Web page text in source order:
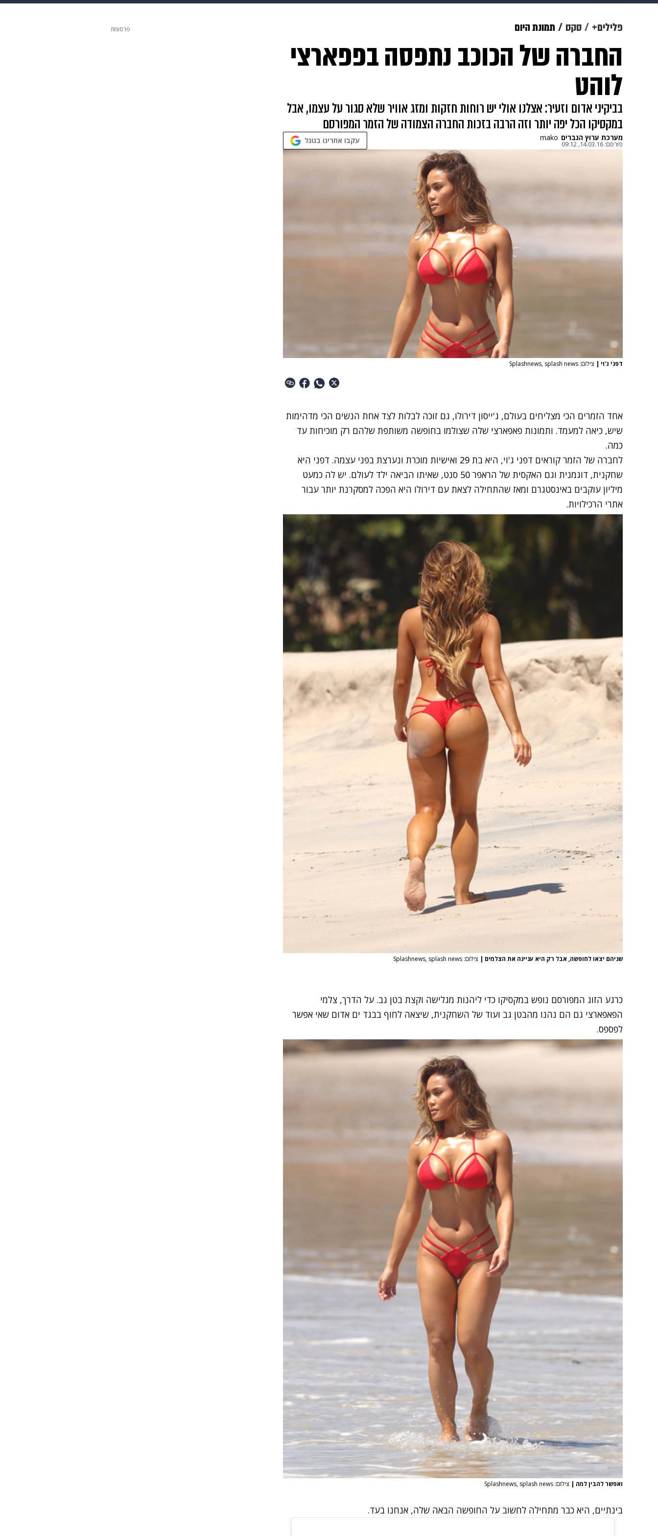
מוזיקה תרבות
דיגיטל גאווה ויוה משפט תשעה חודשים מתכונים פרויקטים מיוחדים
פלילים+ סקס תמונת היום
החברה של הכוכב נתפסה בפפארצי
לוהט
בביקיני אדום וזעיר: אצלנו אולי יש רוחות חזקות ומזג אוויר שלא סגור על עצמו, אבל
במקסיקו הכל יפה יותר וזה הרבה בזכות החברה הצמודה של הזמר המפורסם
מערכת ערוץ הגברים mako
פורסם: 14.03.16, 09:12 עקבו אחרינו בגוגל
דפני ג'וי | צילום: Splashnews, splash news
אחד הזמרים הכי מצליחים בעולם, ג'ייסון דירולו, גם זוכה לבלות לצד אחת הנשים הכי מדהימות
שיש, כיאה למעמד. ותמונות פאפארצי שלה שצולמו בחופשה משותפת שלהם רק מוכיחות עד
כמה.
לחברה של הזמר קוראים דפני ג'וי, היא בת 29 ואישיות מוכרת ונערצת בפני עצמה. דפני היא
שחקנית, דוגמנית וגם האקסית של הראפר 50 סנט, שאיתו הביאה ילד לעולם. יש לה כמעט
מיליון עוקבים באינסטגרם ומאז שהתחילה לצאת עם דירולו היא הפכה למסקרנת יותר עבור
אתרי הרכילויות.
שניהם יצאו לחופשה, אבל רק היא עניינה את הצלמים | צילום: Splashnews, splash news
כרגע הזוג המפורסם נופש במקסיקו כדי ליהנות מגלישה וקצת בטן גב. על הדרך, צלמי
הפאפארצי גם הם נהנו מהבטן גב ועוד של השחקנית, שיצאה לחוף בבגד ים אדום שאי אפשר
לפספס.
ואפשר להבין למה | צילום: Splashnews, splash news
בינתיים, היא כבר מתחילה לחשוב על החופשה הבאה שלה, אנחנו בעד.
פרסומת